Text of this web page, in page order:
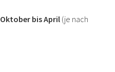
Oktober bis April (je nach